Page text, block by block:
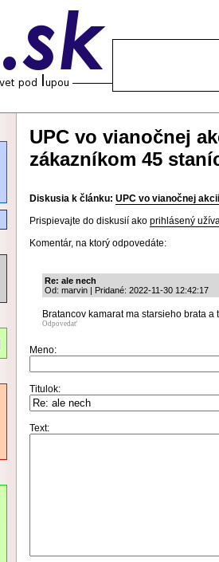
UPC vo vianočnej
zákazníkom 45
Diskusia k článku: UPC vo vianočnej
Prispievajte do diskusií ako prihlásený
Komentár, na ktorý odpovedáte:
Re: ale nech
Od: marvin | Pridané: 2022-11-30 12:42:17
Bratancov kamarat ma starsieho brata
Odpovedať
Meno:
Titulok:
Text: